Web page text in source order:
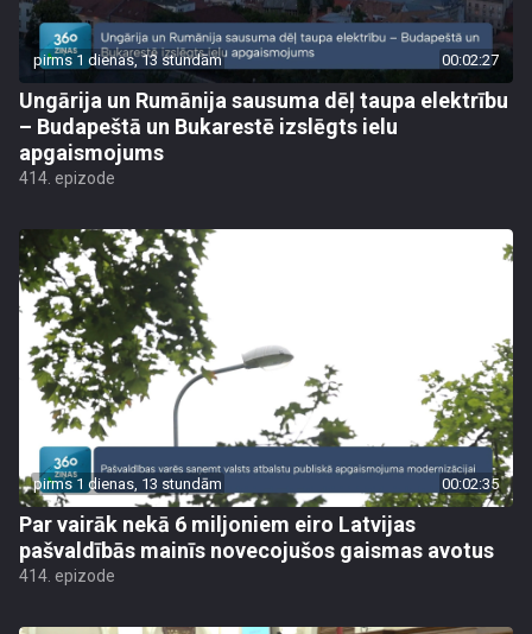
pirms 1 dienas, 13 stundām 00:02:27
Ungārija un Rumānija sausuma dēļ taupa elektrību
– Budapeštā un Bukarestē izslēgts ielu
apgaismojums
414. epizode
pirms 1 dienas, 13 stundām 00:02:35
Par vairāk nekā 6 miljoniem eiro Latvijas
pašvaldībās mainīs novecojušos gaismas avotus
414. epizode